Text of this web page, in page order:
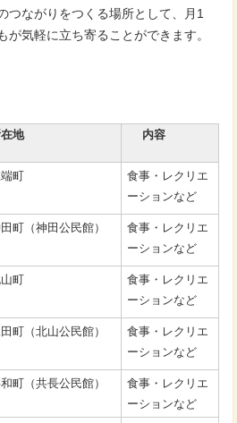
つながりをつくる場所として、月1
が気軽に立ち寄ることができます。
地 内容
町
食事・レクリエ
ーションなど
町（神田公民館）
食事・レクリエ
ーションなど
町
食事・レクリエ
ーションなど
町（北山公民館）
食事・レクリエ
ーションなど
町（共長公民館）
食事・レクリエ
ーションなど